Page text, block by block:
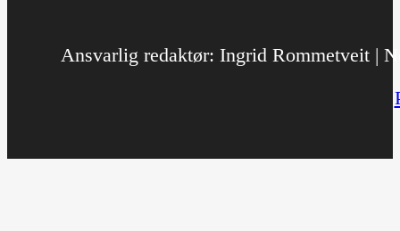
Ansvarlig redaktør: Ingrid Rommetveit |